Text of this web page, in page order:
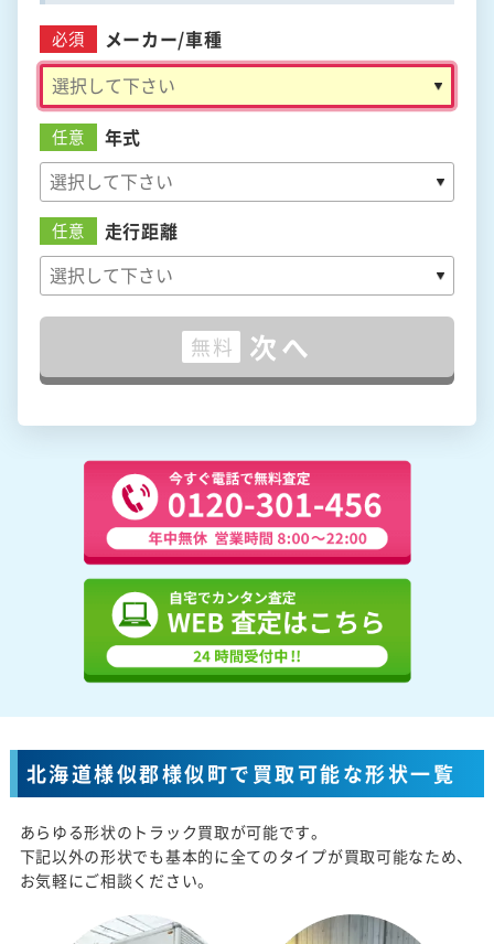
必須 メーカー/車種
任意 年式
任意 走行距離
無料 次へ
北海道様似郡様似町で買取可能な形状一覧
あらゆる形状のトラック買取が可能です。
下記以外の形状でも基本的に全てのタイプが買取可能なため、
お気軽にご相談ください。